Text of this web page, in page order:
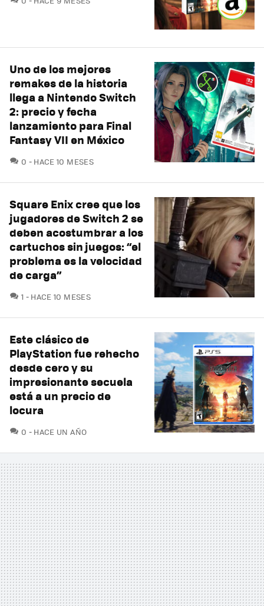
Uno de los mejores
remakes de la historia
llega a Nintendo Switch
2: precio y fecha
lanzamiento para Final
Fantasy VII en México
0 COMENTARIOS
HACE 10 MESES
Square Enix cree que los
jugadores de Switch 2 se
deben acostumbrar a los
cartuchos sin juegos: “el
problema es la velocidad
de carga”
1 COMENTARIOS
HACE 10 MESES
Este clásico de
PlayStation fue rehecho
desde cero y su
impresionante secuela
está a un precio de
locura
0 COMENTARIOS
HACE UN AÑO